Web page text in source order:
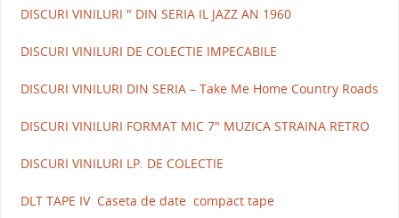
DISCURI VINILURI " DIN SERIA IL JAZZ AN 1960
DISCURI VINILURI DE COLECTIE IMPECABILE
DISCURI VINILURI DIN SERIA – Take Me Home Country Roads
DISCURI VINILURI FORMAT MIC 7" MUZICA STRAINA RETRO
DISCURI VINILURI LP. DE COLECTIE
DLT TAPE IV Caseta de date compact tape